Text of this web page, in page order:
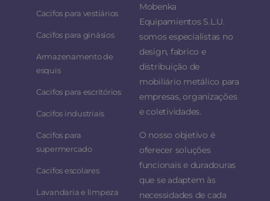
Cacifos para vestiários
Cacifos para ginásios
Armazenamento de
esquis
Cacifos para escritórios
Cacifos industriais
Cacifos para
supermercado
Cacifos escolares
Lavandaria e limpeza
Mobenka
Equipamientos S.L.U.
somos especialistas no
design, fabrico e
distribuição de
mobiliário metálico para
empresas, organizações
e coletividades.
O nosso objetivo é
oferecer soluções
funcionais e duradouras
que se adaptem às
necessidades de cada